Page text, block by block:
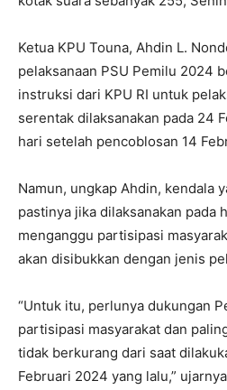
Ketua KPU Touna, Ahdin L.
pelaksanaan PSU Pemilu 2024
instruksi dari KPU RI untuk
serentak dilaksanakan pada 24
hari setelah pencoblosan 14
Namun, ungkap Ahdin, kendala
pastinya jika dilaksanakan pada
menganggu partisipasi
akan disibukkan dengan jenis
“Untuk itu, perlunya dukungan
partisipasi masyarakat dan
tidak berkurang dari saat
Februari 2024 yang lalu,”